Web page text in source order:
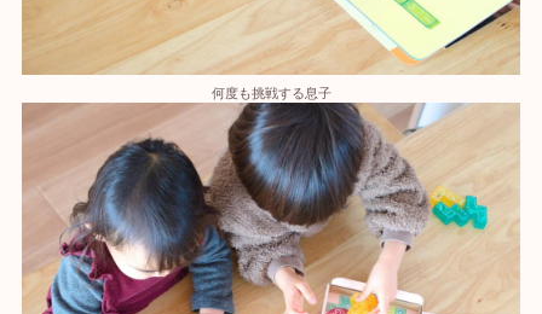
何度も挑戦する息子